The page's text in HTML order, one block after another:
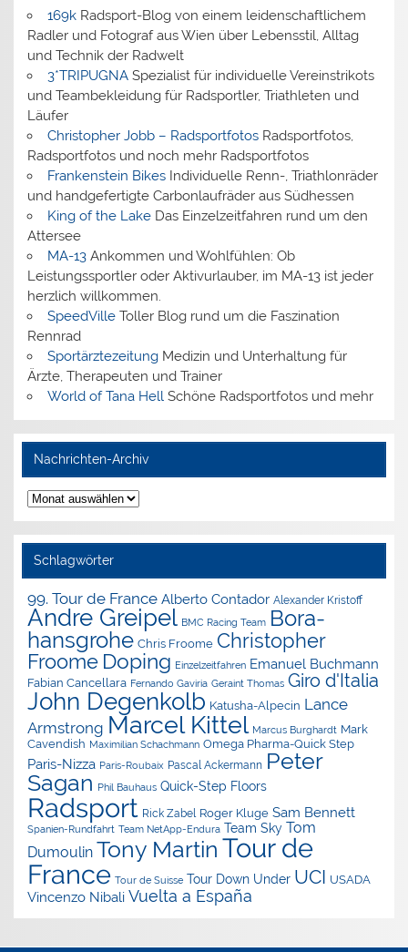
169kRadsport-Blog von einem leidenschaftlichem
Radler und Fotograf aus Wien über Lebensstil, Alltag
und Technik der Radwelt
3*TRIPUGNASpezialist für individuelle Vereinstrikots
und Teambekleidung für Radsportler, Triathleten und
Läufer
Christopher Jobb – RadsportfotosRadsportfotos,
Radsportfotos und noch mehr Radsportfotos
Frankenstein BikesIndividuelle Renn-, Triathlonräder
und handgefertigte Carbonlaufräder aus Südhessen
King of the LakeDas Einzelzeitfahren rund um den
Attersee
MA-13Ankommen und Wohlfühlen: Ob
Leistungssportler oder Aktivurlauber, im MA-13 ist jeder
herzlich willkommen.
SpeedVilleToller Blog rund um die Faszination
Rennrad
SportärztezeitungMedizin und Unterhaltung für
Ärzte, Therapeuten und Trainer
World of Tana HellSchöne Radsportfotos und mehr
Nachrichten-Archiv
Nachrichten-
Archiv
Schlagwörter
99. Tour de France Alberto Contador Alexander Kristoff
Andre Greipel BMC Racing Team Bora-
hansgrohe Chris Froome Christopher
Froome Doping Einzelzeitfahren Emanuel Buchmann
Fabian Cancellara Fernando Gaviria Geraint Thomas Giro d'Italia
John Degenkolb Katusha-Alpecin Lance
Armstrong Marcel Kittel Marcus Burghardt Mark
Cavendish Maximilian Schachmann Omega Pharma-Quick Step
Paris-Nizza Paris-Roubaix Pascal Ackermann Peter
Sagan Phil Bauhaus Quick-Step Floors
Radsport Rick Zabel Roger Kluge Sam Bennett
Spanien-Rundfahrt Team NetApp-Endura Team Sky Tom
Dumoulin Tony Martin Tour de
France Tour de Suisse Tour Down Under UCI USADA
Vincenzo Nibali Vuelta a España